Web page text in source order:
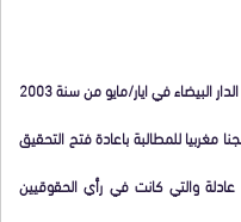
وبدأ نحو ألف سجين اسلامي معتقل بعد تفجيرات الدار البيضاء في ايار/مايو من سنة 2003
45 قتيلا اضرابا عن الطعام في 11 سجنا مغربيا للمطالبة باعادة فتح التحقيق
والتي كانت في رأي الحقوقيين